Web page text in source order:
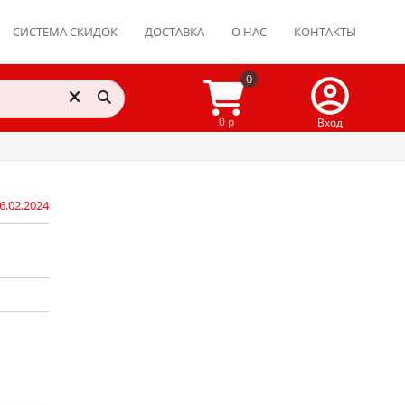
СИСТЕМА СКИДОК ДОСТАВКА О НАС КОНТАКТЫ
0
0 р
Вход